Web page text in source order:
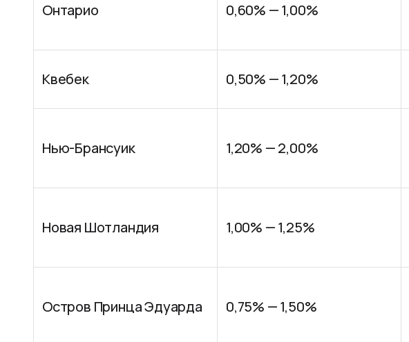
Онтарио 0,60% — 1,00%
Квебек 0,50% — 1,20%
Нью-Брансуик 1,20% — 2,00%
Новая Шотландия 1,00% — 1,25%
Остров Принца Эдуарда 0,75% — 1,50%